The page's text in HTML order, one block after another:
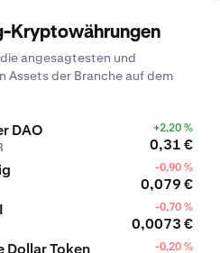
Kryptowährungen
angesagtesten und
Assets der Branche auf dem
DAO +2,20 %
0,31 €
-0,90 %
0,079 €
-0,70 %
0,0073 €
Dollar Token -0,20 %